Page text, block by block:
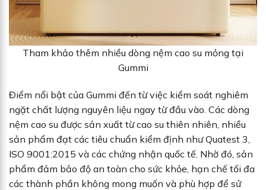
Tham khảo thêm nhiều dòng nệm cao su mỏng tại
Gummi
Điểm nổi bật của Gummi đến từ việc kiểm soát nghiêm
ngặt chất lượng nguyên liệu ngay từ đầu vào. Các dòng
nệm cao su được sản xuất từ cao su thiên nhiên, nhiều
sản phẩm đạt các tiêu chuẩn kiểm định như Quatest 3,
ISO 9001:2015 và các chứng nhận quốc tế. Nhờ đó, sản
phẩm đảm bảo độ an toàn cho sức khỏe, hạn chế tối đa
các thành phần không mong muốn và phù hợp để sử